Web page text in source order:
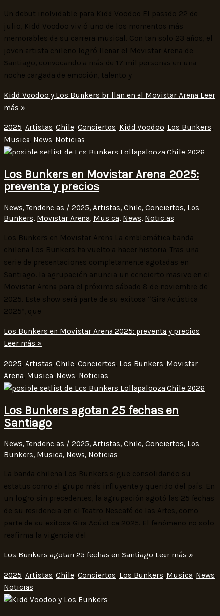
Un debut inolvidable para Kidd Voodoo El pasado 22 de
julio, Kidd Voodoo vivió uno de los momentos más
memorables de su carrera musical. Con tan solo 23 años, el
joven artista chileno logró llenar el Movistar Arena de
Santiago, convocando a más de 17 mil personas en una
noche cargada de emoción, talento y
Kidd Voodoo y Los Bunkers brillan en el Movistar Arena Leer
más »
2025, Artistas, Chile, Conciertos, Kidd Voodoo, Los Bunkers,
Musica, News, Noticias
Los Bunkers en Movistar Arena 2025:
preventa y precios
News,Tendencias / 2025, Artistas, Chile, Conciertos, Los
Bunkers, Movistar Arena, Musica, News, Noticias
Los Bunkers en Movistar Arena La emblemática banda
chilena Los Bunkers ha vuelto a hacer historia. Tras una
serie de presentaciones completamente agotadas en
Santiago, la agrupación anuncia un concierto masivo en el
Movistar Arena para el próximo sábado 8 de noviembre de
2025. Este show será parte de su exitosa “Gira Acústica
2025”, que
Los Bunkers en Movistar Arena 2025: preventa y precios
Leer más »
2025, Artistas, Chile, Conciertos, Los Bunkers, Movistar
Arena, Musica, News, Noticias
Los Bunkers agotan 25 fechas en
Santiago
News,Tendencias / 2025, Artistas, Chile, Conciertos, Los
Bunkers, Musica, News, Noticias
La banda chilena Los Bunkers sigue consolidando su
estatus como el grupo más influyente y querido del país. En
un logro sin precedentes, la agrupación agotó las 25 fechas
de su residencia en el Teatro Nescafé de las Artes, como
parte de su exitosa Gira Acústica 2025. El fenómeno no solo
reafirma la vigencia del
Los Bunkers agotan 25 fechas en Santiago Leer más »
2025, Artistas, Chile, Conciertos, Los Bunkers, Musica, News,
Noticias